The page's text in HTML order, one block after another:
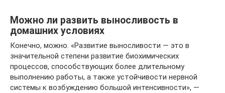
Можно ли развить выносливость в
домашних условиях
Конечно, можно. «Развитие выносливости — это в
значительной степени развитие биохимических
процессов, способствующих более длительному
выполнению работы, а также устойчивости нервной
системы к возбуждению большой интенсивности», —